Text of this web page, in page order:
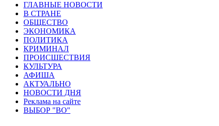
ГЛАВНЫЕ НОВОСТИ
В СТРАНЕ
ОБЩЕСТВО
ЭКОНОМИКА
ПОЛИТИКА
КРИМИНАЛ
ПРОИСШЕСТВИЯ
КУЛЬТУРА
АФИША
АКТУАЛЬНО
НОВОСТИ ДНЯ
Реклама на сайте
ВЫБОР "ВО"